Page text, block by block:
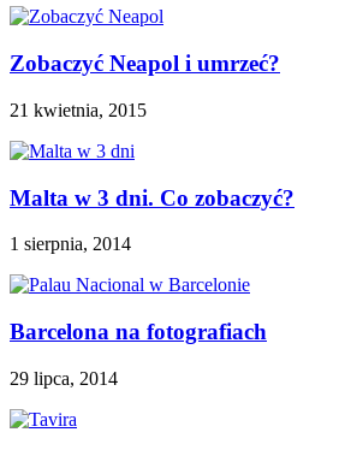
Zobaczyć Neapol i umrzeć?
21 kwietnia, 2015
Malta w 3 dni. Co zobaczyć?
1 sierpnia, 2014
Barcelona na fotografiach
29 lipca, 2014